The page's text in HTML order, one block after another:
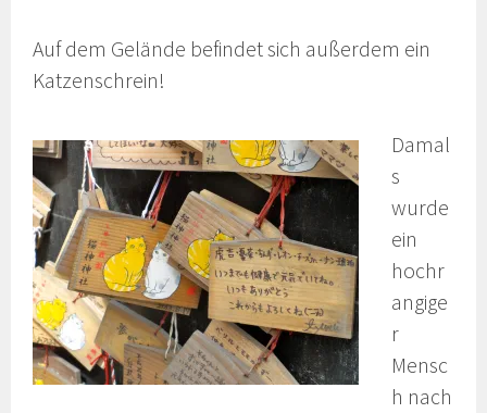
Auf dem Gelände befindet sich außerdem ein
Katzenschrein!
Damal
s
wurde
ein
hochr
angige
r
Mensc
h nach